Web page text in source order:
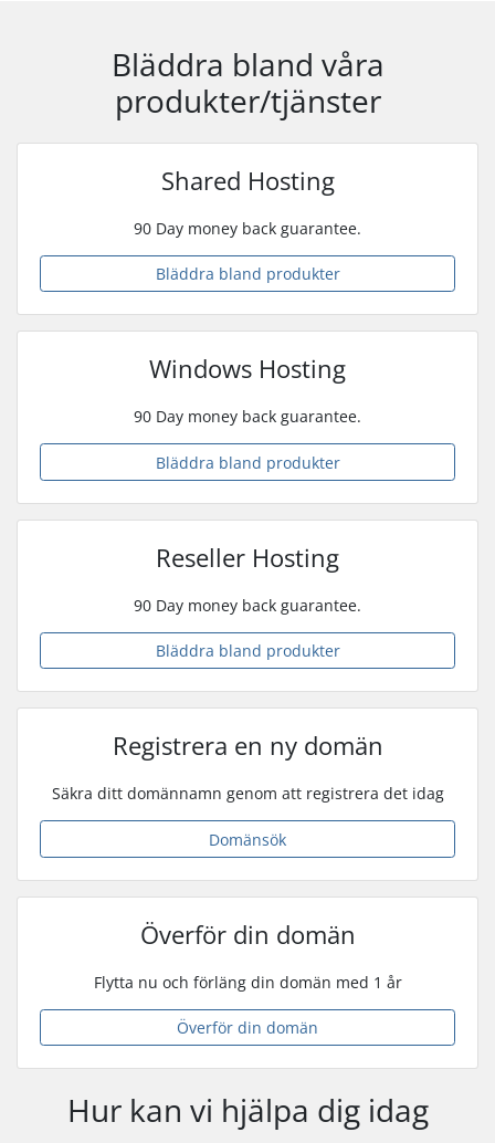
Bläddra bland våra
produkter/tjänster
Shared Hosting
90 Day money back guarantee.
Bläddra bland produkter
Windows Hosting
90 Day money back guarantee.
Bläddra bland produkter
Reseller Hosting
90 Day money back guarantee.
Bläddra bland produkter
Registrera en ny domän
Säkra ditt domännamn genom att registrera det idag
Domänsök
Överför din domän
Flytta nu och förläng din domän med 1 år
Överför din domän
Hur kan vi hjälpa dig idag